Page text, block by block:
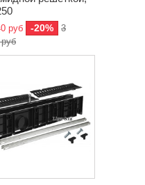
руб -20%
3